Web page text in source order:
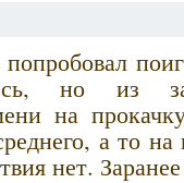
но из за
на
а то на
нет.